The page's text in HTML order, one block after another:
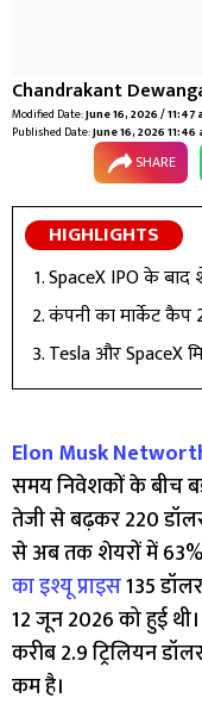
Chandrakant
Modified Date:June 16, 2026 / 11:47
Published Date:June 16, 2026 11:46
SHARE
HIGHLIGHTS
SpaceX IPO के बाद
कंपनी का मार्केट कैप
Tesla और SpaceX
Elon Musk
समय निवेशकों के बीच
तेजी से बढ़कर 220
से अब तक शेयरों में 63%
का इश्यू प्राइस135
12 जून 2026 को हुई
करीब 2.9 ट्रिलियन
कम है।